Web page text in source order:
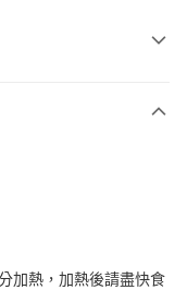
加熱，加熱後請盡快食